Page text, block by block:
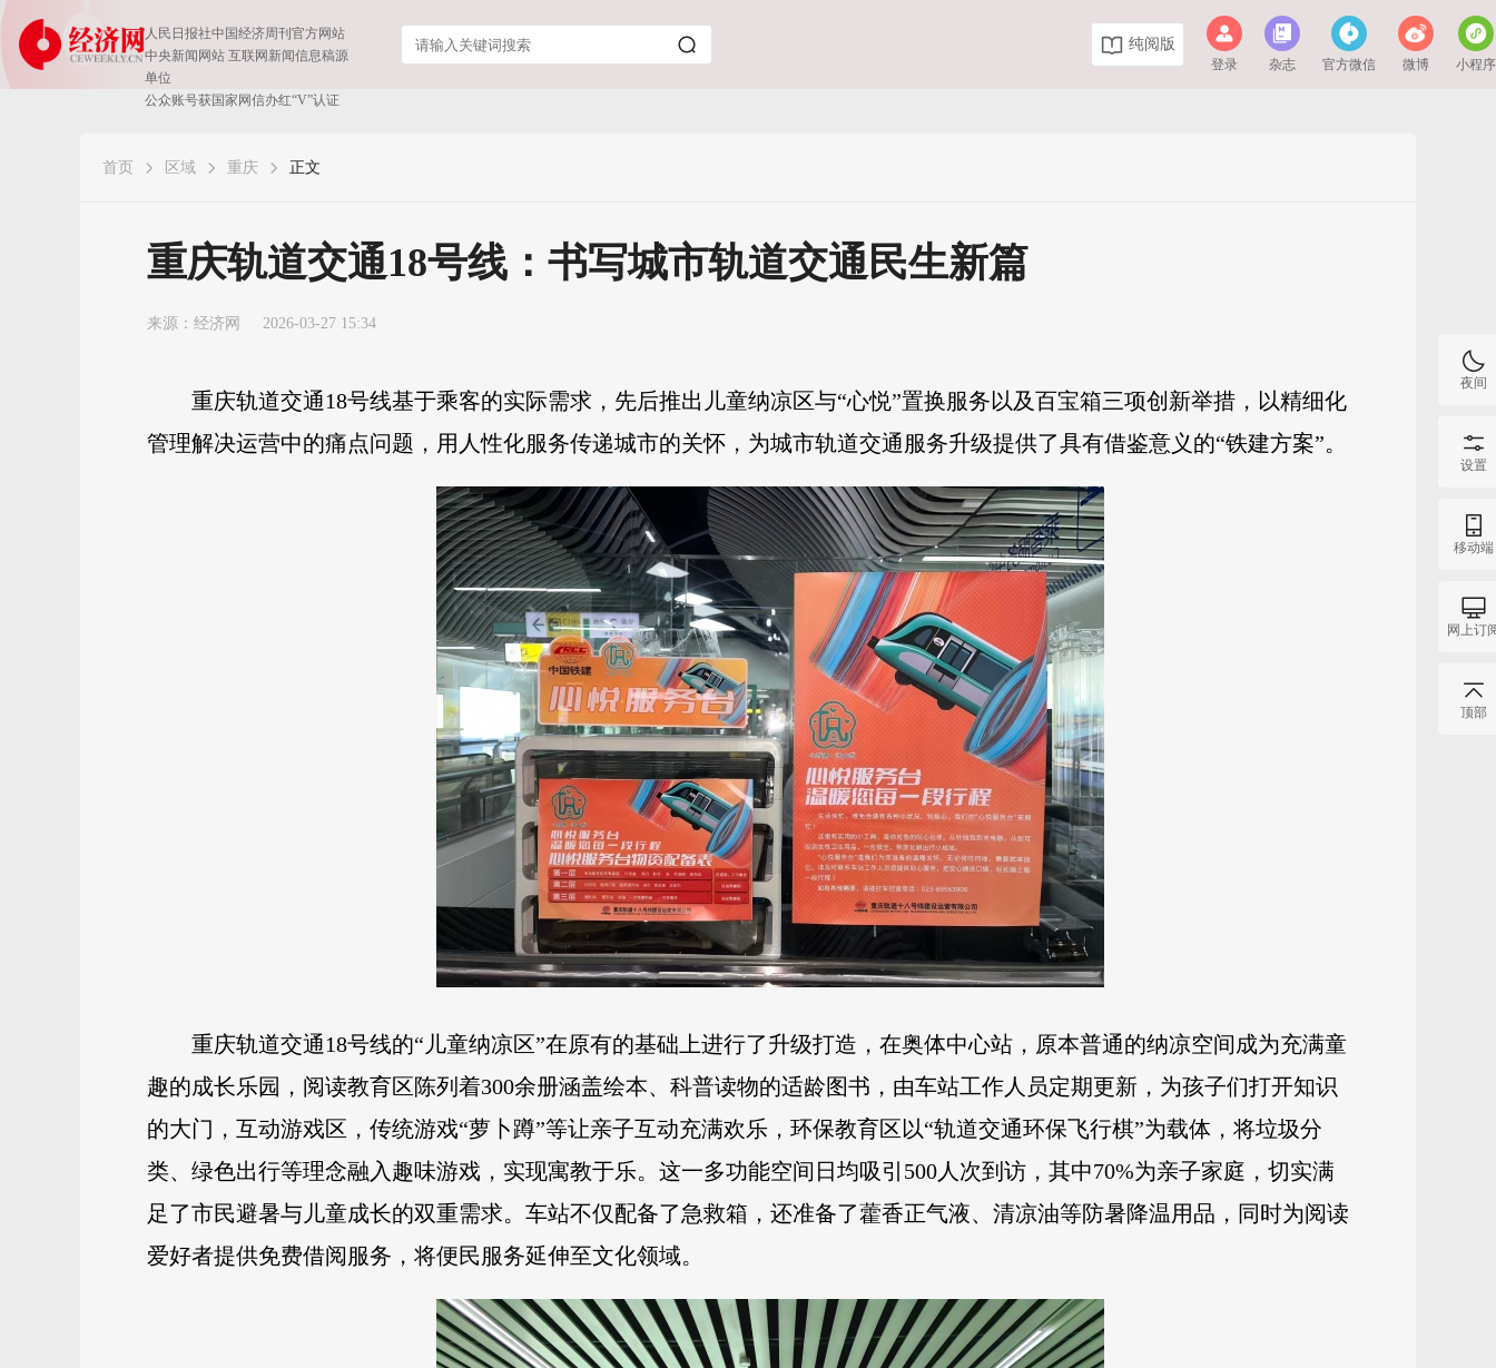
人民日报社中国经济周刊官方网站
中央新闻网站 互联网新闻信息稿源
单位
公众账号获国家网信办红“V”认证
纯阅版
登录 杂志 官方微信 微博 小程序
首页 区域 重庆 正文
重庆轨道交通18号线：书写城市轨道交通民生新篇
来源： 经济网 2026-03-27 15:34
重庆轨道交通18号线基于乘客的实际需求，先后推出儿童纳凉区与“心悦”置换服务以及百宝箱三项创新举措，以精细化
管理解决运营中的痛点问题，用人性化服务传递城市的关怀，为城市轨道交通服务升级提供了具有借鉴意义的“铁建方案”。
重庆轨道交通18号线的“儿童纳凉区”在原有的基础上进行了升级打造，在奥体中心站，原本普通的纳凉空间成为充满童
趣的成长乐园，阅读教育区陈列着300余册涵盖绘本、科普读物的适龄图书，由车站工作人员定期更新，为孩子们打开知识
的大门，互动游戏区，传统游戏“萝卜蹲”等让亲子互动充满欢乐，环保教育区以“轨道交通环保飞行棋”为载体，将垃圾分
类、绿色出行等理念融入趣味游戏，实现寓教于乐。这一多功能空间日均吸引500人次到访，其中70%为亲子家庭，切实满
足了市民避暑与儿童成长的双重需求。车站不仅配备了急救箱，还准备了藿香正气液、清凉油等防暑降温用品，同时为阅读
爱好者提供免费借阅服务，将便民服务延伸至文化领域。
夜间
设置
移动端
网上订
顶部